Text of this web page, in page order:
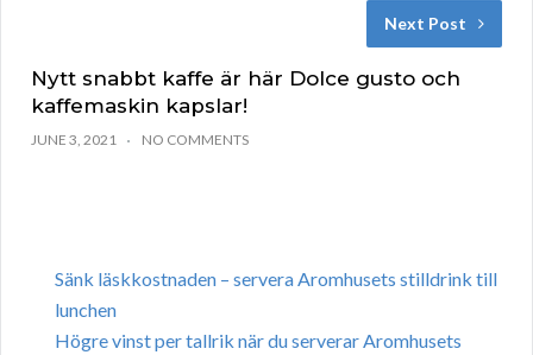
Next Post
Nytt snabbt kaffe är här Dolce gusto och
kaffemaskin kapslar!
JUNE 3, 2021 NO COMMENTS
Sänk läskkostnaden – servera Aromhusets stilldrink till
lunchen
Högre vinst per tallrik när du serverar Aromhusets